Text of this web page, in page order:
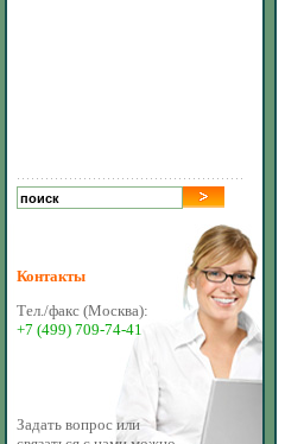
Контакты
Тел./факс (Москва):
+7 (499) 709-74-41
Задать вопрос или